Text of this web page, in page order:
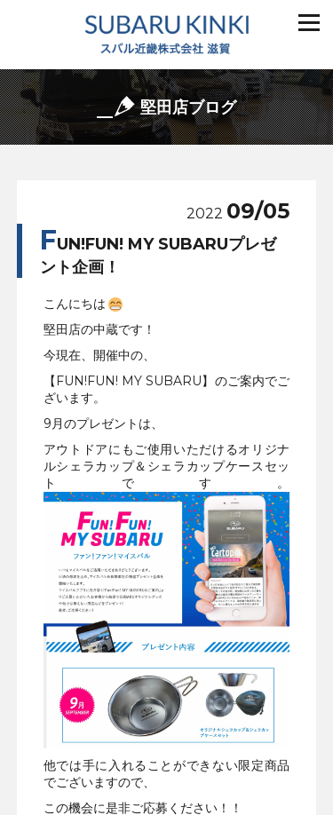
堅田店ブログ
2022 09/05
FUN!FUN! MY SUBARUプレゼ
ント企画！
こんにちは
堅田店の中蔵です！
今現在、開催中の、
【FUN!FUN! MY SUBARU】のご案内でご
ざいます。
9月のプレゼントは、
アウトドアにもご使用いただけるオリジナ
ルシェラカップ＆シェラカップケースセッ
トです。
他では手に入れることができない限定商品
でございますので、
この機会に是非ご応募ください！！